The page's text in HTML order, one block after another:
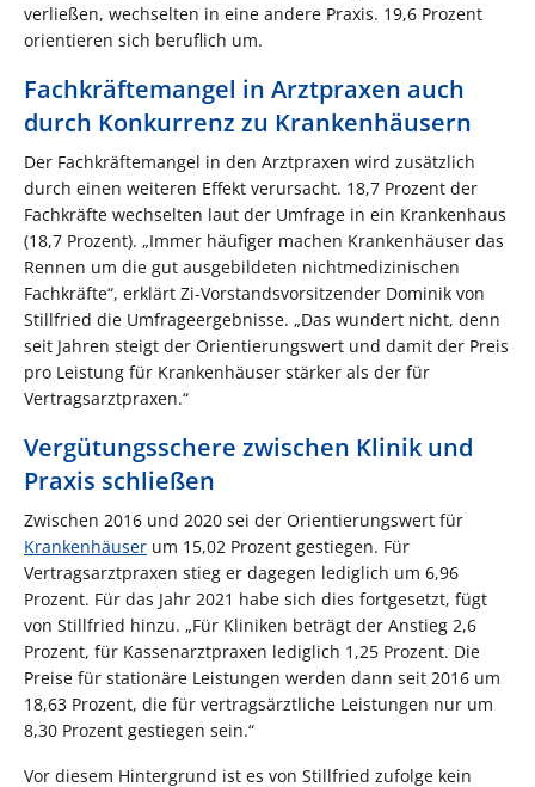
verließen, wechselten in eine andere Praxis. 19,6 Prozent
orientieren sich beruflich um.
Fachkräftemangel in Arztpraxen auch
durch Konkurrenz zu Krankenhäusern
Der Fachkräftemangel in den Arztpraxen wird zusätzlich
durch einen weiteren Effekt verursacht. 18,7 Prozent der
Fachkräfte wechselten laut der Umfrage in ein Krankenhaus
(18,7 Prozent). „Immer häufiger machen Krankenhäuser das
Rennen um die gut ausgebildeten nichtmedizinischen
Fachkräfte“, erklärt Zi-Vorstandsvorsitzender Dominik von
Stillfried die Umfrageergebnisse. „Das wundert nicht, denn
seit Jahren steigt der Orientierungswert und damit der Preis
pro Leistung für Krankenhäuser stärker als der für
Vertragsarztpraxen.“
Vergütungsschere zwischen Klinik und
Praxis schließen
Zwischen 2016 und 2020 sei der Orientierungswert für
Krankenhäuser um 15,02 Prozent gestiegen. Für
Vertragsarztpraxen stieg er dagegen lediglich um 6,96
Prozent. Für das Jahr 2021 habe sich dies fortgesetzt, fügt
von Stillfried hinzu. „Für Kliniken beträgt der Anstieg 2,6
Prozent, für Kassenarztpraxen lediglich 1,25 Prozent. Die
Preise für stationäre Leistungen werden dann seit 2016 um
18,63 Prozent, die für vertragsärztliche Leistungen nur um
8,30 Prozent gestiegen sein.“
Vor diesem Hintergrund ist es von Stillfried zufolge kein